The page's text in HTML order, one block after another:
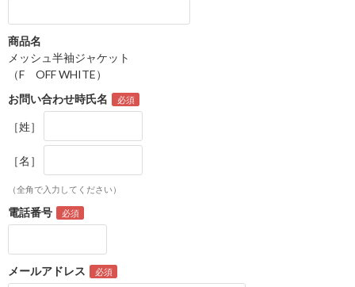
商品名
メッシュ半袖ジャケット
（F OFF WHITE）
お問い合わせ時氏名
［姓］
［名］
（全角で入力してください）
電話番号
メールアドレス